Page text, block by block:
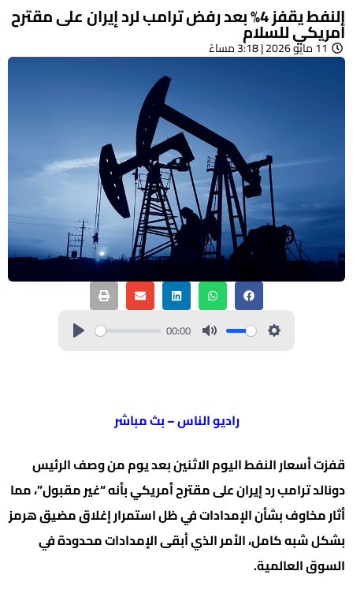
النفط يقفز 4% بعد رفض ترامب لرد إيران على مقترح
أمريكي للسلام
11 مايو 2026 | 3:18 مساءً
00:00
راديو الناس – بث مباشر
قفزت أسعار النفط اليوم الاثنين بعد يوم من وصف الرئيس
دونالد ترامب رد إيران على مقترح أمريكي بأنه “غير مقبول”، مما
أثار مخاوف بشأن الإمدادات في ظل استمرار إغلاق مضيق هرمز
بشكل شبه كامل، الأمر الذي أبقى الإمدادات محدودة في
السوق العالمية.